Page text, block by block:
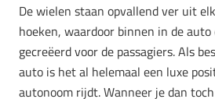
De wielen staan opvallend ver uit
hoeken, waardoor binnen in de
gecreëerd voor de passagiers. Als
auto is het al helemaal een luxe
autonoom rijdt. Wanneer je dan